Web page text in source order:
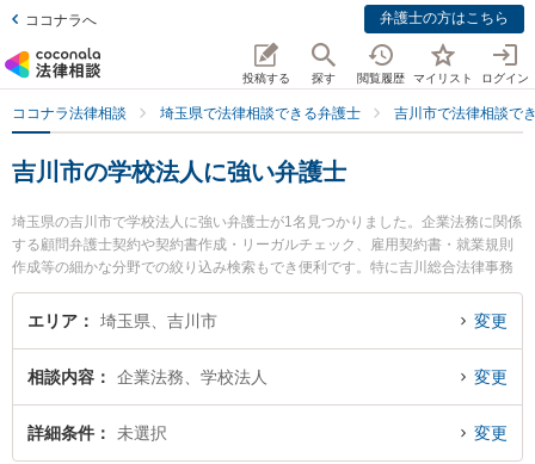
ココナラへ 弁護士の方はこちら
投稿する 探す 閲覧履歴 マイリスト ログイン
ココナラ法律相談 埼玉県で法律相談できる弁護士 吉川市で法律相談で
吉川市の学校法人に強い弁護士
埼玉県の吉川市で学校法人に強い弁護士が1名見つかりました。企業法務に関係
する顧問弁護士契約や契約書作成・リーガルチェック、雇用契約書・就業規則
作成等の細かな分野での絞り込み検索もでき便利です。特に吉川総合法律事務
所の森山 健次弁護士のプロフィール情報や弁護士費用、強みなどが注目されて
います。『吉川市で土日や夜間に発生した学校法人のトラブルを今すぐに弁護
予約したい』などでお困りの相談者さんにおすすめです。
エリア 埼玉県、吉川市 変更
相談内容 企業法務、学校法人 変更
詳細条件 未選択 変更